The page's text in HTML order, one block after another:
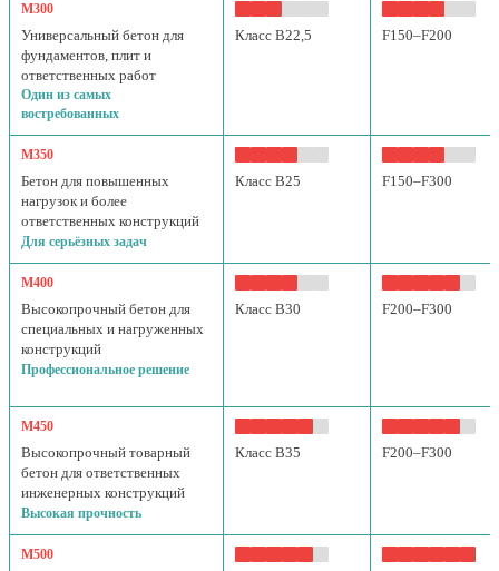
М300
Универсальный бетон для
фундаментов, плит и
ответственных работ
Один из самых
востребованных
Класс B22,5 F150–F200
М350
Бетон для повышенных
нагрузок и более
ответственных конструкций
Для серьёзных задач
Класс B25 F150–F300
М400
Высокопрочный бетон для
специальных и нагруженных
конструкций
Профессиональное решение
Класс B30 F200–F300
М450
Высокопрочный товарный
бетон для ответственных
инженерных конструкций
Высокая прочность
Класс B35 F200–F300
М500